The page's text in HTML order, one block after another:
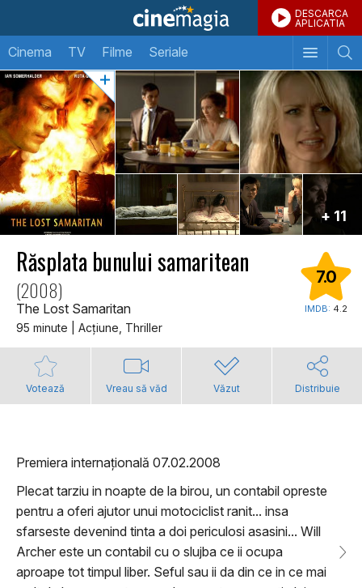
DESCARCA
APLICATIA
Cinema TV Filme Seriale
+ 11
Răsplata bunului samaritean
(2008)
The Lost Samaritan
95 minute | Acţiune, Thriller
7.0
IMDB: 4.2
Votează Vreau să văd Văzut Distribuie
Premiera internațională 07.02.2008
Plecat tarziu in noapte de la birou, un contabil opreste
pentru a oferi ajutor unui motociclist ranit... insa
sfarseste devenind tinta a doi periculosi asasini... Will
Archer este un contabil cu o slujba ce ii ocupa
aproape tot timpul liber. Seful sau ii da din ce in ce mai